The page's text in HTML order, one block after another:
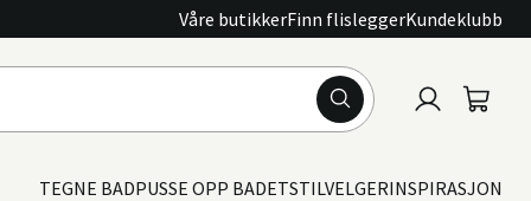
Våre butikkerFinn flisleggerKundeklubb
TEGNE BADPUSSE OPP BADETSTILVELGERINSPIRASJON